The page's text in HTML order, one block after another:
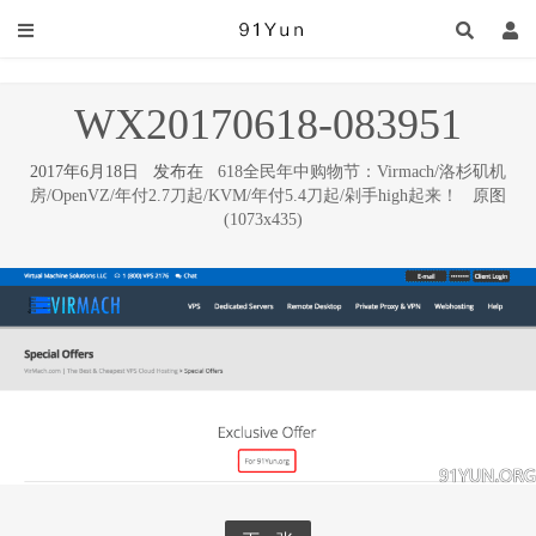
WX20170618-083951
2017年6月18日 发布在 618全民年中购物节：Virmach/洛杉矶机
房/OpenVZ/年付2.7刀起/KVM/年付5.4刀起/剁手high起来！
原图
(1073x435)